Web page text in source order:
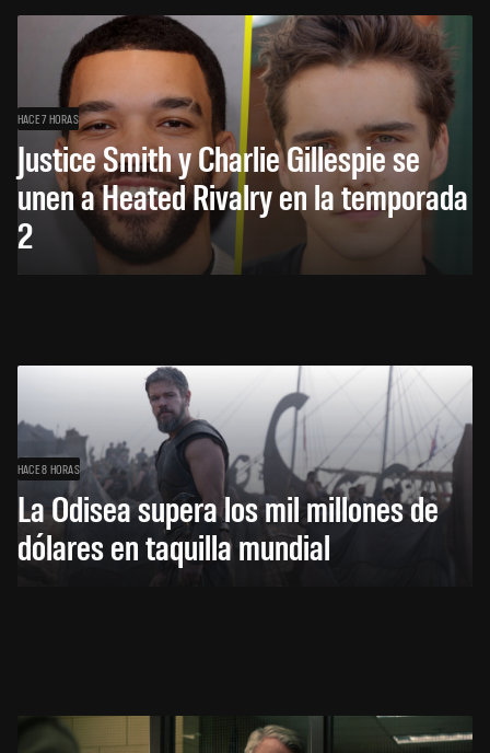
HACE 7 HORAS
Justice Smith y Charlie Gillespie se
unen a Heated Rivalry en la temporada
2
HACE 8 HORAS
La Odisea supera los mil millones de
dólares en taquilla mundial